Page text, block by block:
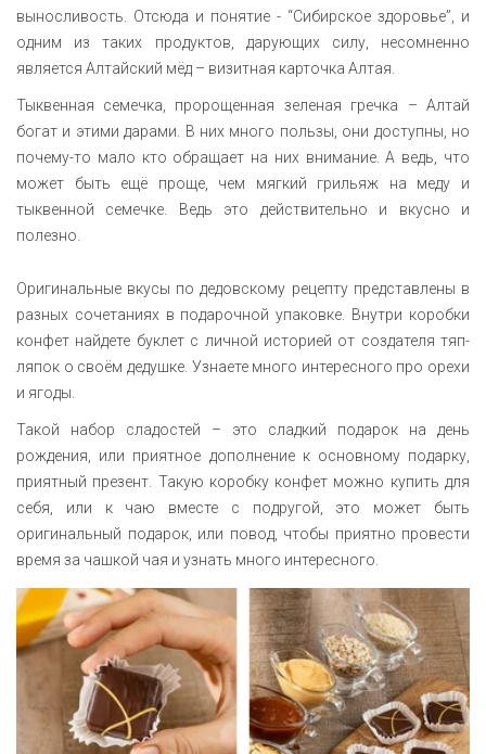
выносливость. Отсюда и понятие - “Сибирское здоровье”, и
одним из таких продуктов, дарующих силу, несомненно
является Алтайский мёд – визитная карточка Алтая.
Тыквенная семечка, пророщенная зеленая гречка – Алтай
богат и этими дарами. В них много пользы, они доступны, но
почему-то мало кто обращает на них внимание. А ведь, что
может быть ещё проще, чем мягкий грильяж на меду и
тыквенной семечке. Ведь это действительно и вкусно и
полезно.
Оригинальные вкусы по дедовскому рецепту представлены в
разных сочетаниях в подарочной упаковке. Внутри коробки
конфет найдете буклет с личной историей от создателя тяп-
ляпок о своём дедушке. Узнаете много интересного про орехи
и ягоды.
Такой набор сладостей – это сладкий подарок на день
рождения, или приятное дополнение к основному подарку,
приятный презент. Такую коробку конфет можно купить для
себя, или к чаю вместе с подругой, это может быть
оригинальный подарок, или повод, чтобы приятно провести
время за чашкой чая и узнать много интересного.